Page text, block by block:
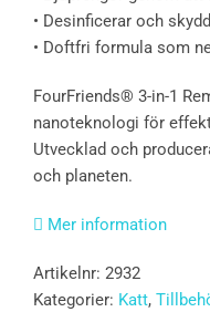
• Desinficerar och
• Doftfri formula som
FourFriends® 3-in-1
nanoteknologi för
Utvecklad och
och planeten.
Mer information
Artikelnr: 2932
Kategorier: Katt,